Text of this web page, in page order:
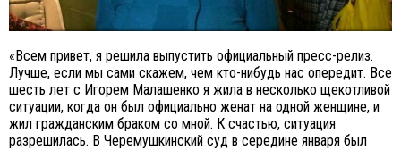
«Всем привет, я решила выпустить официальный пресс-релиз.
Лучше, если мы сами скажем, чем кто-нибудь нас опередит. Все
шесть лет с Игорем Малашенко я жила в несколько щекотливой
ситуации, когда он был официально женат на одной женщине, и
жил гражданским браком со мной. К счастью, ситуация
разрешилась. В Черемушкинский суд в середине января был